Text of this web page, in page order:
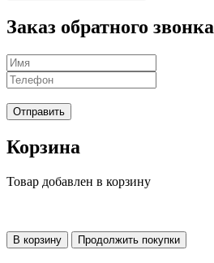
Заказ обратного звонка
Отправить
Корзина
Товар добавлен в корзину
В корзину Продолжить покупки